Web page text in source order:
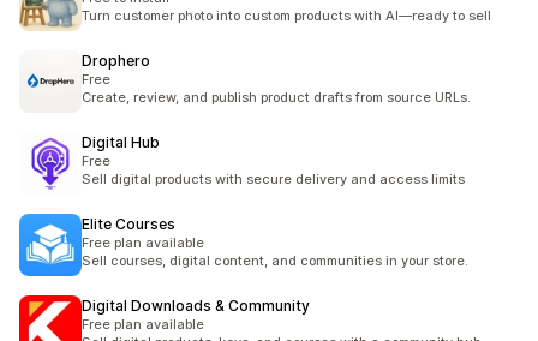
Turn customer photo into custom products with AI—ready to sell
Drophero
Free
Create, review, and publish product drafts from source URLs.
Digital Hub
Free
Sell digital products with secure delivery and access limits
Elite Courses
Free plan available
Sell courses, digital content, and communities in your store.
Digital Downloads & Community
Free plan available